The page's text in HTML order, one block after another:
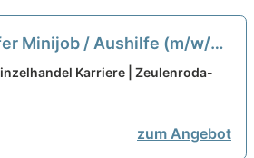
Minijob / Aushilfe (m/w/d)
Karriere | Zeulenroda-
zum Angebot